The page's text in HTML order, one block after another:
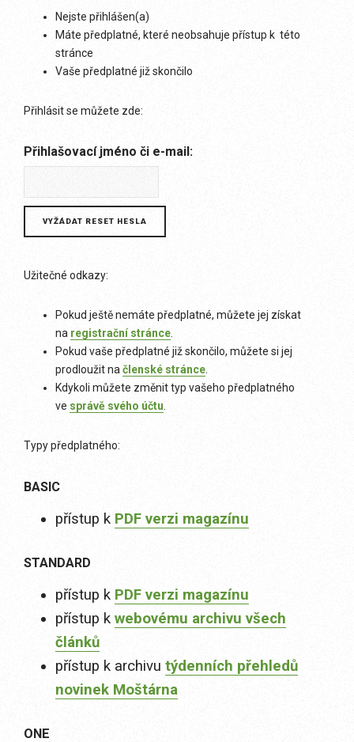
Nejste přihlášen(a)
Máte předplatné, které neobsahuje přístup k této
stránce
Vaše předplatné již skončilo
Přihlásit se můžete zde:
Přihlašovací jméno či e-mail:
Užitečné odkazy:
Pokud ještě nemáte předplatné, můžete jej získat
na registrační stránce
Pokud vaše předplatné již skončilo, můžete si jej
prodloužit na členské stránce
Kdykoli můžete změnit typ vašeho předplatného
ve správě svého účtu
Typy předplatného:
BASIC
přístup k PDF verzi magazínu
STANDARD
přístup k PDF verzi magazínu
přístup k webovému archivu všech
článků
přístup k archivu týdenních přehledů
novinek Moštárna
ONE